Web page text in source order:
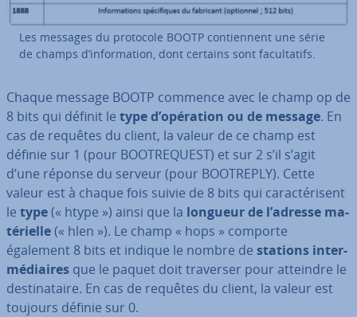
Les messages du protocole BOOTP con­tien­nent une série
de champs d’in­for­ma­tion, dont certains sont fa­cul­ta­tifs.
Chaque message BOOTP commence avec le champ op de
8 bits qui définit le type d’opération ou de message. En
cas de requêtes du client, la valeur de ce champ est
définie sur 1 (pour BOO­TRE­QUEST) et sur 2 s’il s’agit
d’une réponse du serveur (pour BOOTREPLY). Cette
valeur est à chaque fois suivie de 8 bits qui ca­rac­té­ri­sent
le type(« htype ») ainsi que la longueur de l’adresse ma­
té­rielle(« hlen »). Le champ « hops » comporte
également 8 bits et indique le nombre de stations in­ter­
mé­diaires que le paquet doit traverser pour atteindre le
des­ti­na­taire. En cas de requêtes du client, la valeur est
toujours définie sur 0.